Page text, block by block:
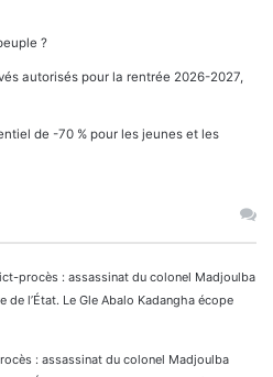
?
autorisés pour la rentrée 2026-2027,
de -70 % pour les jeunes et les
procès : assassinat du colonel Madjoulba
de l’État. Le Gle Abalo Kadangha écope
: assassinat du colonel Madjoulba